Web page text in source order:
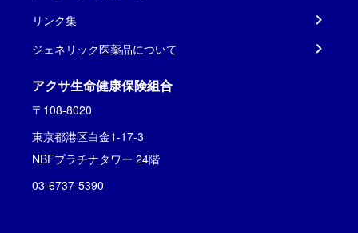
リンク集
ジェネリック医薬品について
アクサ生命健康保険組合
〒108-8020
東京都港区白金1-17-3
NBFプラチナタワー 24階
03-6737-5390